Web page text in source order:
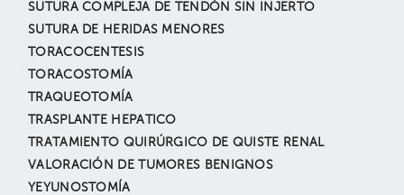
SUTURA COMPLEJA DE TENDÓN SIN INJERTO
SUTURA DE HERIDAS MENORES
TORACOCENTESIS
TORACOSTOMÍA
TRAQUEOTOMÍA
TRASPLANTE HEPATICO
TRATAMIENTO QUIRÚRGICO DE QUISTE RENAL
VALORACIÓN DE TUMORES BENIGNOS
YEYUNOSTOMÍA